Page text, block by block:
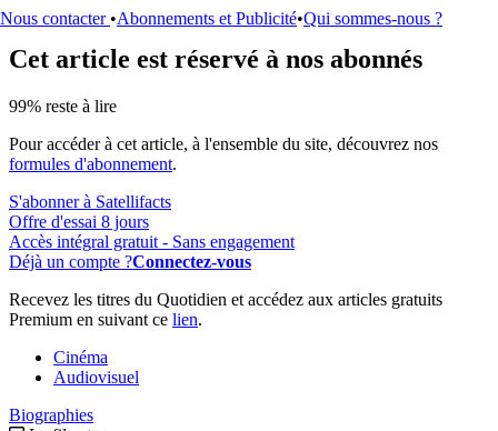
Nous contacter •Abonnements et Publicité•Qui sommes-nous ?
...
Cet article est réservé à nos abonnés
99% reste à lire
Pour accéder à cet article, à l'ensemble du site, découvrez nos
formules d'abonnement.
S'abonner à Satellifacts
Offre d'essai 8 jours
Accès intégral gratuit - Sans engagement
Déjà un compte ?Connectez-vous
Recevez les titres du Quotidien et accédez aux articles gratuits
Premium en suivant ce lien.
Cinéma
Audiovisuel
Biographies